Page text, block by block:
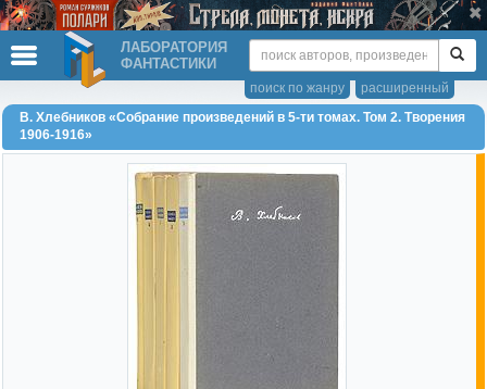
ЛАБОРАТОРИЯ
ФАНТАСТИКИ
расширенный
поиск по жанру
В. Хлебников «Собрание произведений в 5-ти томах. Том 2. Творения
1906-1916»